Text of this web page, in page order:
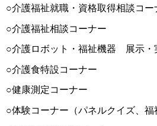
○介護福祉就職・資格取得相談コー
○介護福祉相談コーナー
○介護ロボット・福祉機器 展示・
○介護食特設コーナー
○健康測定コーナー
○体験コーナー（パネルクイズ、福